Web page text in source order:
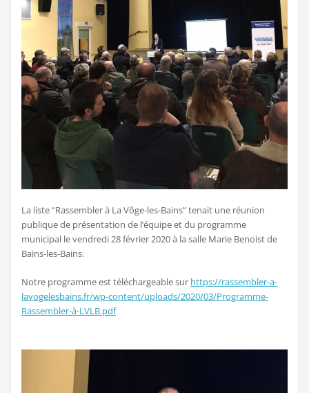
La liste “Rassembler à La Vôge-les-Bains” tenait une réunion
publique de présentation de l’équipe et du programme
municipal le vendredi 28 février 2020 à la salle Marie Benoist de
Bains-les-Bains.
Notre programme est téléchargeable sur https://rassembler-a-
lavogelesbains.fr/wp-content/uploads/2020/03/Programme-
Rassembler-à-LVLB.pdf